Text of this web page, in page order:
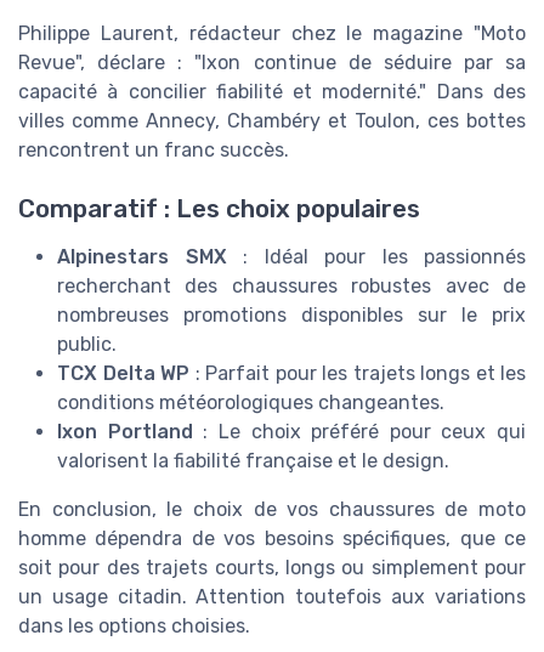
Philippe Laurent, rédacteur chez le magazine "Moto
Revue", déclare : "Ixon continue de séduire par sa
capacité à concilier fiabilité et modernité." Dans des
villes comme Annecy, Chambéry et Toulon, ces bottes
rencontrent un franc succès.
Comparatif : Les choix populaires
Alpinestars SMX: Idéal pour les passionnés
recherchant des chaussures robustes avec de
nombreuses promotions disponibles sur le prix
public.
TCX Delta WP : Parfait pour les trajets longs et les
conditions météorologiques changeantes.
Ixon Portland
: Le choix préféré pour ceux qui
valorisent la fiabilité française et le design.
En conclusion, le choix de vos chaussures de moto
homme dépendra de vos besoins spécifiques, que ce
soit pour des trajets courts, longs ou simplement pour
un usage citadin. Attention toutefois aux variations
dans les options choisies.